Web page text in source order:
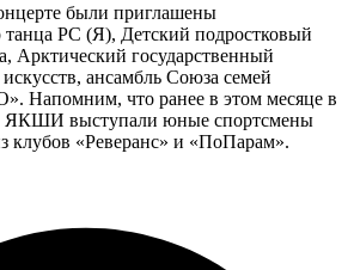
были приглашены
РС (Я), Детский подростковый
Арктический государственный
ансамбль Союза семей
Напомним, что ранее в этом месяце в
ЯКШИ выступали юные спортсмены
«Реверанс» и «ПоПарам».